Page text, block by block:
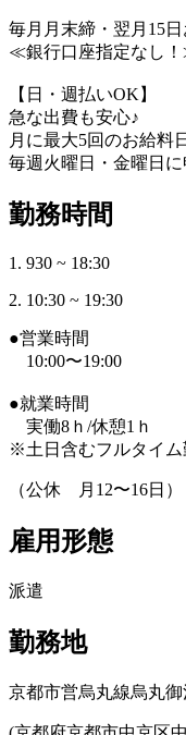
毎月月末締・翌月15
≪銀行口座指定なし
【日・週払いOK】
急な出費も安心♪
月に最大5回のお給料
毎週火曜日・金曜日
勤務時間
1. 930 ~ 18:30
2. 10:30 ~ 19:30
●営業時間
10:00〜19:00
●就業時間
実働8ｈ/休憩1ｈ
※土日含むフルタイム
（公休 月12〜16日）
雇用形態
派遣
勤務地
京都市営烏丸線烏丸